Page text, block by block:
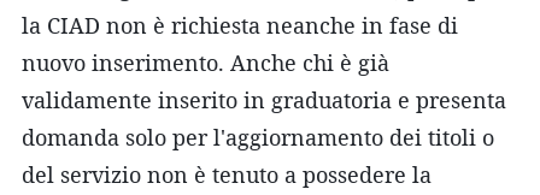
la CIAD non è richiesta neanche in fase di
nuovo inserimento. Anche chi è già
validamente inserito in graduatoria e presenta
domanda solo per l'aggiornamento dei titoli o
del servizio non è tenuto a possedere la